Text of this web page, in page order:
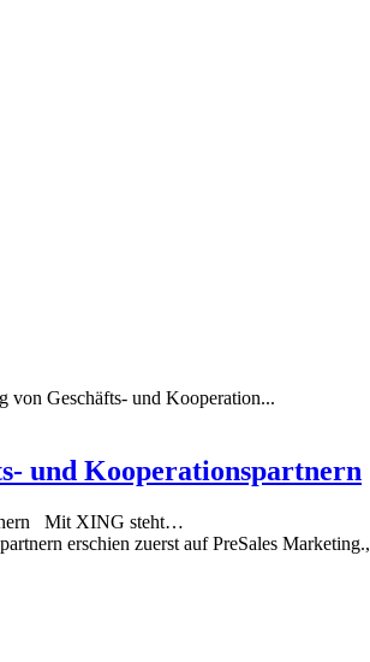
von Geschäfts- und Kooperation...
und Kooperationspartnern
Mit XING steht…
erschien zuerst auf PreSales Marketing.,